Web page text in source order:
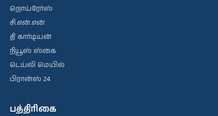
றொய்ரேர்ஸ்
சி.என்.என்
தி கார்டியன்
நியூஸ் ஸ்கை
டெய்லி மெயில்
பிரான்ஸ் 24
பத்திரிகை